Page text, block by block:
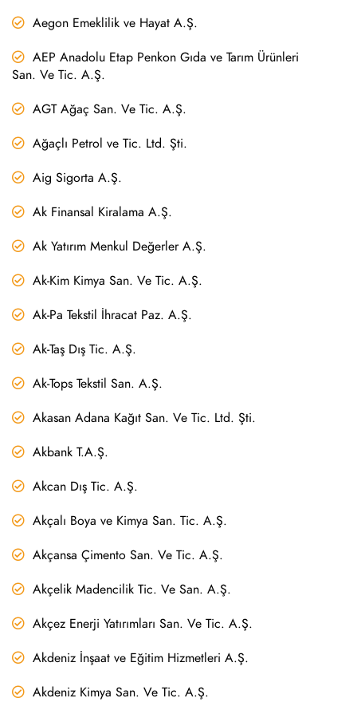
Aegon Emeklilik ve Hayat A.Ş.
AEP Anadolu Etap Penkon Gıda ve Tarım Ürünleri
San. Ve Tic. A.Ş.
AGT Ağaç San. Ve Tic. A.Ş.
Ağaçlı Petrol ve Tic. Ltd. Şti.
Aig Sigorta A.Ş.
Ak Finansal Kiralama A.Ş.
Ak Yatırım Menkul Değerler A.Ş.
Ak-Kim Kimya San. Ve Tic. A.Ş.
Ak-Pa Tekstil İhracat Paz. A.Ş.
Ak-Taş Dış Tic. A.Ş.
Ak-Tops Tekstil San. A.Ş.
Akasan Adana Kağıt San. Ve Tic. Ltd. Şti.
Akbank T.A.Ş.
Akcan Dış Tic. A.Ş.
Akçalı Boya ve Kimya San. Tic. A.Ş.
Akçansa Çimento San. Ve Tic. A.Ş.
Akçelik Madencilik Tic. Ve San. A.Ş.
Akçez Enerji Yatırımları San. Ve Tic. A.Ş.
Akdeniz İnşaat ve Eğitim Hizmetleri A.Ş.
Akdeniz Kimya San. Ve Tic. A.Ş.